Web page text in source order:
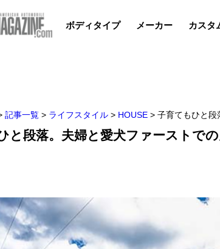
ボディタイプ メーカー カスタ
記事一覧 > ライフスタイル > HOUSE > 子育てもひと段
と段落。夫婦と愛犬ファーストで